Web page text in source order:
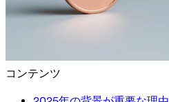
コンテンツ